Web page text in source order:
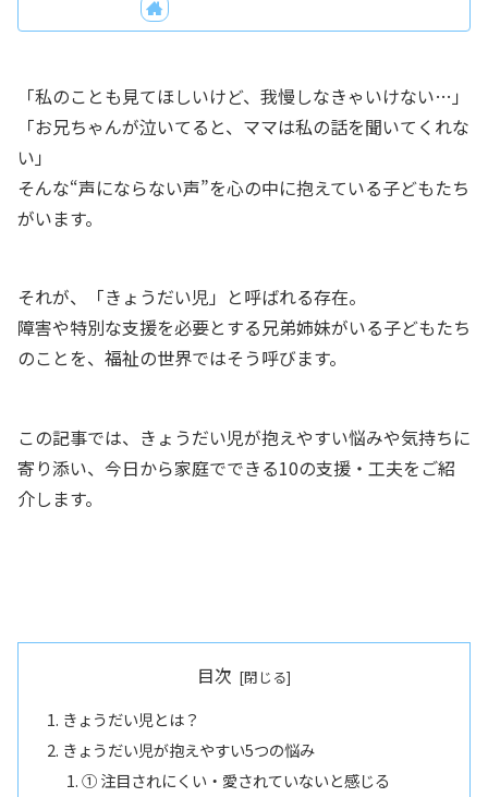
「私のことも見てほしいけど、我慢しなきゃいけない…」
「お兄ちゃんが泣いてると、ママは私の話を聞いてくれな
い」
そんな“声にならない声”を心の中に抱えている子どもたち
がいます。
それが、「きょうだい児」と呼ばれる存在。
障害や特別な支援を必要とする兄弟姉妹がいる子どもたち
のことを、福祉の世界ではそう呼びます。
この記事では、きょうだい児が抱えやすい悩みや気持ちに
寄り添い、今日から家庭でできる10の支援・工夫をご紹
介します。
目次
きょうだい児とは？
きょうだい児が抱えやすい5つの悩み
① 注目されにくい・愛されていないと感じる